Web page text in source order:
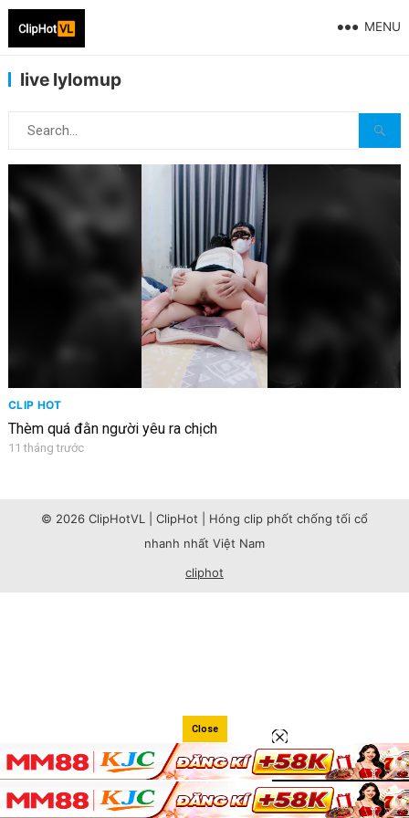
MENU
live lylomup
CLIP HOT
Thèm quá đằn người yêu ra chịch
11 tháng trước
© 2026 ClipHotVL | ClipHot | Hóng clip phốt chống tối cổ
nhanh nhất Việt Nam
cliphot
Close